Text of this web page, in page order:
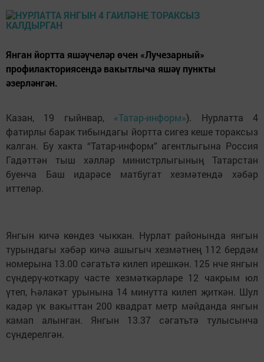
Янган йортта яшәүчеләр өчен «Лучезарный»
профилакториясендә вакытлыча яшәү пункты
әзерләнгән.
Казан, 19 гыйнвар, «Татар-информ»). Нурлатта 4
фатирлы барак тибындагы йортта сигез кеше тораксыз
калган. Бу хакта “Татар-информ” агентлыгына Россия
Гадәттән тыш хәлләр министрлыгының Татарстан
буенча Баш идарәсе матбугат хезмәтендә хәбәр
иттеләр.
Янгын кичә көндез чыккан. Нурлат районында янгын
турындагы хәбәр кичә ашыгыч хезмәтнең 112 бердәм
номерына 13.00 сәгатьтә килеп ирешкән. 125 нче янгын
сүндерү-коткару часте хезмәткәрләре 12 чакрым юл
үтеп, Һәлакәт урынына 14 минутта килеп җиткән. Шул
кадәр үк вакыттан 200 квадрат метр мәйданда янгын
камап алынган. Янгын 13.37 сәгатьтә тулысынча
сүндерелгән.